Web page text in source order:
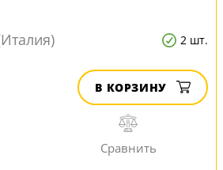
2 шт.
В КОРЗИНУ